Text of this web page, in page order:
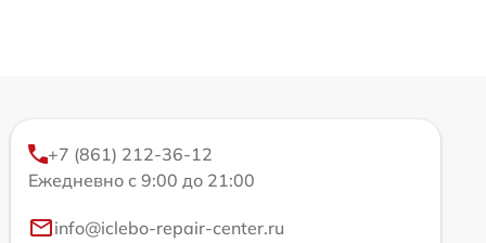
+7 (861) 212-36-12
Ежедневно с 9:00 до 21:00
info@iclebo-repair-center.ru